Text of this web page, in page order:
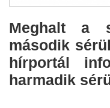
Meghalt a
második
hírportál
harmadik